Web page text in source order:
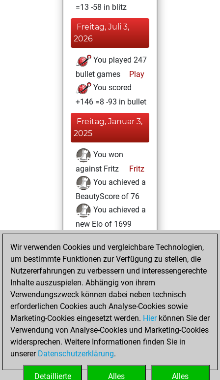
=13 -58 in blitz
Freitag, Juli 3,
2026
You played 247
bullet games
Play
You scored
+146 =8 -93 in bullet
Freitag, Januar 3,
2025
You won
against Fritz
Fritz
You achieved a
BeautyScore of 76
You achieved a
new Elo of 1699
Sonntag,
Dezember 6, 2020
your Fritz account
Fritz
Samstag,
November 15,
2014
You created
your Play account
Wir verwenden Cookies und vergleichbare Technologien,
um bestimmte Funktionen zur Verfügung zu stellen, die
Nutzererfahrungen zu verbessern und interessengerechte
Inhalte auszuspielen. Abhängig von ihrem
Verwendungszweck können dabei neben technisch
erforderlichen Cookies auch Analyse-Cookies sowie
Marketing-Cookies eingesetzt werden. Hierkönnen Sie der
Verwendung von Analyse-Cookies und Marketing-Cookies
widersprechen. Weitere Informationen finden Sie in
unserer Datenschutzerklärung.
Alles
Alles
Detaillierte